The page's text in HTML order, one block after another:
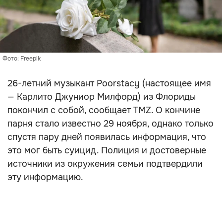
Фото: Freepik
26-летний музыкант Poorstacy (настоящее имя
— Карлито Джуниор Милфорд) из Флориды
покончил с собой, сообщает TMZ. О кончине
парня стало известно 29 ноября, однако только
спустя пару дней появилась информация, что
это мог быть суицид. Полиция и достоверные
источники из окружения семьи подтвердили
эту информацию.